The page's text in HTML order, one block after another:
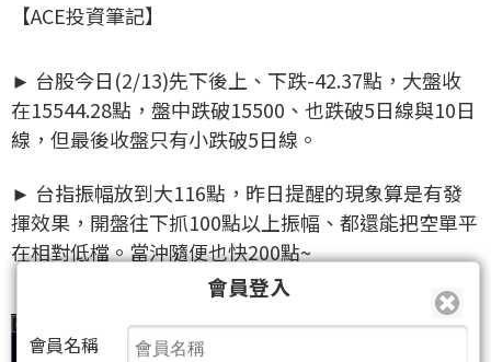
【ACE投資筆記】
► 台股今日(2/13)先下後上、下跌-42.37點，大盤收
在15544.28點，盤中跌破15500、也跌破5日線與10日
線，但最後收盤只有小跌破5日線。
► 台指振幅放到大116點，昨日提醒的現象算是有發
揮效果，開盤往下抓100點以上振幅、都還能把空單平
在相對低檔。當沖隨便也快200點~
會員登入
會員名稱